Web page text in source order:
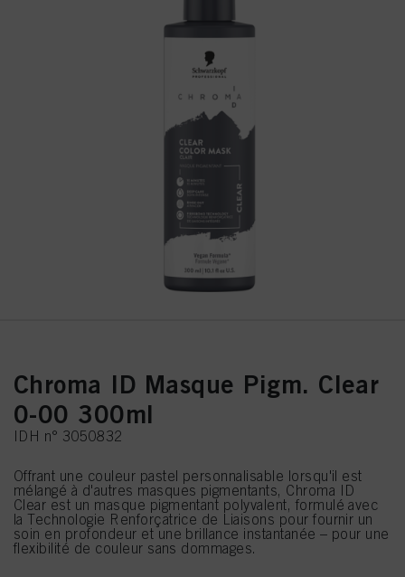
Chroma ID Masque Pigm. Clear
0-00 300ml
IDH n° 3050832
Offrant une couleur pastel personnalisable lorsqu'il est
mélangé à d'autres masques pigmentants, Chroma ID
Clear est un masque pigmentant polyvalent, formulé avec
la Technologie Renforçatrice de Liaisons pour fournir un
soin en profondeur et une brillance instantanée – pour une
flexibilité de couleur sans dommages.